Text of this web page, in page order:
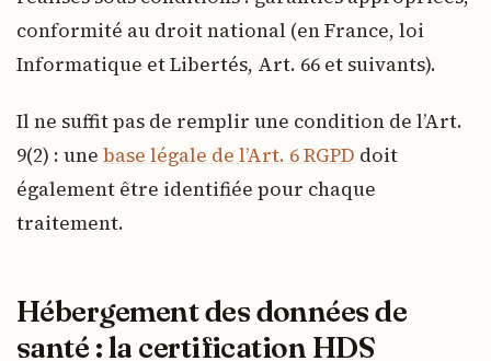
conformité au droit national (en France, loi
Informatique et Libertés, Art. 66 et suivants).
Il ne suffit pas de remplir une condition de l’Art.
9(2) : une base légale de l’Art. 6 RGPD doit
également être identifiée pour chaque
traitement.
Hébergement des données de
santé : la certification HDS